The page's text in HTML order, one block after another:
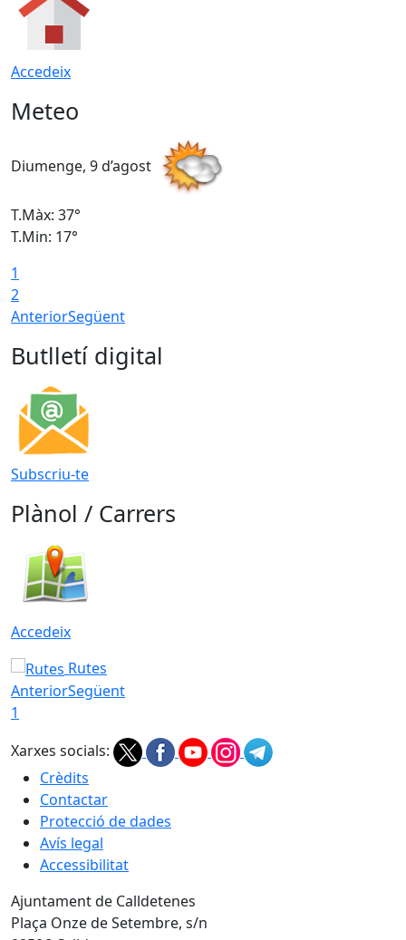
Accedeix
Meteo
Diumenge, 9 d’agost
T.Màx: 37°
T.Min: 17°
1
2
AnteriorSegüent
Butlletí digital
Subscriu-te
Plànol / Carrers
Accedeix
Rutes
AnteriorSegüent
1
Xarxes socials:
Crèdits
Contactar
Protecció de dades
Avís legal
Accessibilitat
Ajuntament de Calldetenes
Plaça Onze de Setembre, s/n